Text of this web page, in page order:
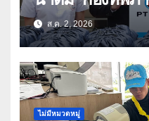
ล้านบาท
ส.ค. 2, 2026
ไม่มีหมวดหมู่